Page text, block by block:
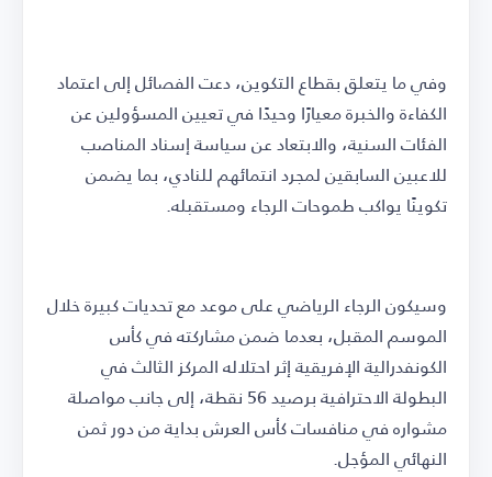
وفي ما يتعلق بقطاع التكوين، دعت الفصائل إلى اعتماد
الكفاءة والخبرة معيارًا وحيدًا في تعيين المسؤولين عن
الفئات السنية، والابتعاد عن سياسة إسناد المناصب
للاعبين السابقين لمجرد انتمائهم للنادي، بما يضمن
تكوينًا يواكب طموحات الرجاء ومستقبله.
وسيكون الرجاء الرياضي على موعد مع تحديات كبيرة خلال
الموسم المقبل، بعدما ضمن مشاركته في كأس
الكونفدرالية الإفريقية إثر احتلاله المركز الثالث في
البطولة الاحترافية برصيد 56 نقطة، إلى جانب مواصلة
مشواره في منافسات كأس العرش بداية من دور ثمن
النهائي المؤجل.